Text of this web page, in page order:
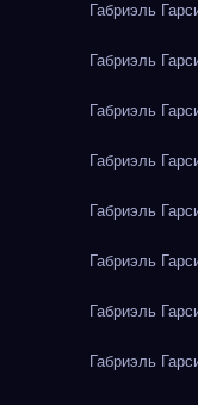
Габриэль
Габриэль
Габриэль
Габриэль
Габриэль
Габриэль
Габриэль
Габриэль